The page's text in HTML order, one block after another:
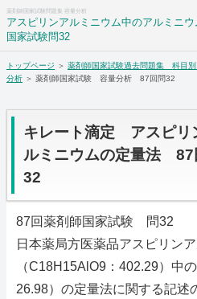
薬剤師国家試験問題集 容量分析
アスピリンアルミニウム中のアルミニ
国家試験問32
薬剤師国家試験過去問題集解答
ホーム
RSS購読
トップページ ＞ 薬剤師国家試験過去問題集 科目別
分析 ＞ 薬剤師国家試験 容量分析 87回問32
キレート滴定 アスピリ
ルミニウムの定量法 87
32
87回薬剤師国家試験 問32
日本薬局方医薬品アスピリン
（C18H15AlO9：402.29）中
26.98）の定量法に関する記